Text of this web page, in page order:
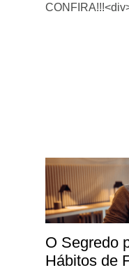
O Segredo
Hábitos de